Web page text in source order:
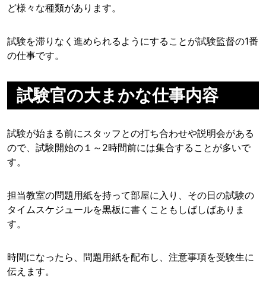
ど様々な種類があります。
試験を滞りなく進められるようにすることが試験監督の1番
の仕事です。
試験官の大まかな仕事内容
試験が始まる前にスタッフとの打ち合わせや説明会がある
ので、試験開始の１～2時間前には集合することが多いで
す。
担当教室の問題用紙を持って部屋に入り、その日の試験の
タイムスケジュールを黒板に書くこともしばしばありま
す。
時間になったら、問題用紙を配布し、注意事項を受験生に
伝えます。